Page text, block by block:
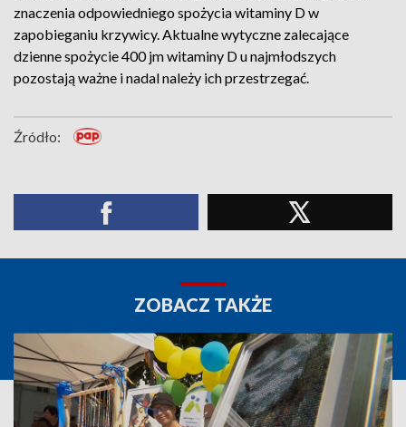
znaczenia odpowiedniego spożycia witaminy D w
zapobieganiu krzywicy. Aktualne wytyczne zalecające
dzienne spożycie 400 jm witaminy D u najmłodszych
pozostają ważne i nadal należy ich przestrzegać.
Źródło:
ZOBACZ TAKŻE